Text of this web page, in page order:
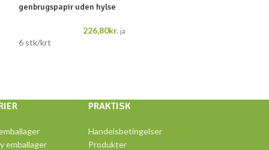
genbrugspapir uden hylse
226,80kr. ja
6 stk/krt
emballager
PRAKTISK
Handelsbetingelser
Produkter